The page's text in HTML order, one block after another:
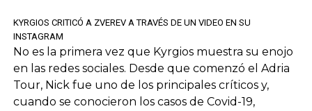
KYRGIOS CRITICÓ A ZVEREV A TRAVÉS DE UN VIDEO EN SU
INSTAGRAM
No es la primera vez que Kyrgios muestra su enojo
en las redes sociales. Desde que comenzó el Adria
Tour, Nick fue uno de los principales críticos y,
cuando se conocieron los casos de Covid-19,